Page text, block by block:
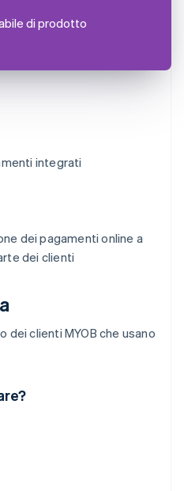
integrati
dei pagamenti online a
dei clienti
dei clienti MYOB che usano
di prodotto